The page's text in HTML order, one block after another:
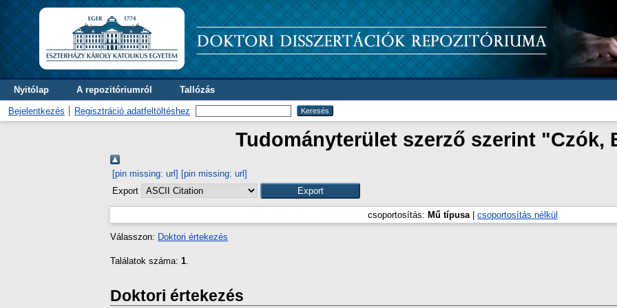
Nyitólap A repozitóriumról Tallózás
Bejelentkezés Regisztráció adatfeltöltéshez
Tudományterület szerző szerint "Czók,
[pin missing: url] [pin missing: url]
Export
csoportosítás: Mű típusa| csoportosítás nélkül
Válasszon: Doktori értekezés
Találatok száma: 1.
Doktori értekezés